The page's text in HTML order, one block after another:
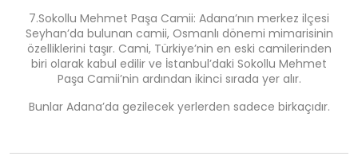
7.Sokollu Mehmet Paşa Camii: Adana’nın merkez ilçesi
Seyhan’da bulunan camii, Osmanlı dönemi mimarisinin
özelliklerini taşır. Cami, Türkiye’nin en eski camilerinden
biri olarak kabul edilir ve İstanbul’daki Sokollu Mehmet
Paşa Camii’nin ardından ikinci sırada yer alır.
Bunlar Adana’da gezilecek yerlerden sadece birkaçıdır.